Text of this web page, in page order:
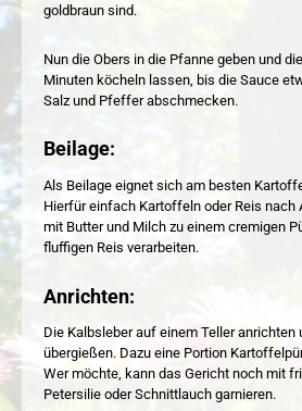
goldbraun sind.
Nun die Obers in die Pfanne geben und
Minuten köcheln lassen, bis die Sauce
Salz und Pfeffer abschmecken.
Beilage:
Als Beilage eignet sich am besten
Hierfür einfach Kartoffeln oder Reis nach
mit Butter und Milch zu einem cremigen
fluffigen Reis verarbeiten.
Anrichten:
Die Kalbsleber auf einem Teller anrichten
übergießen. Dazu eine Portion
Wer möchte, kann das Gericht noch mit
Petersilie oder Schnittlauch garnieren.